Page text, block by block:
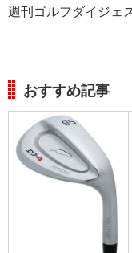
週刊ゴルフダイジェ
おすすめ記事